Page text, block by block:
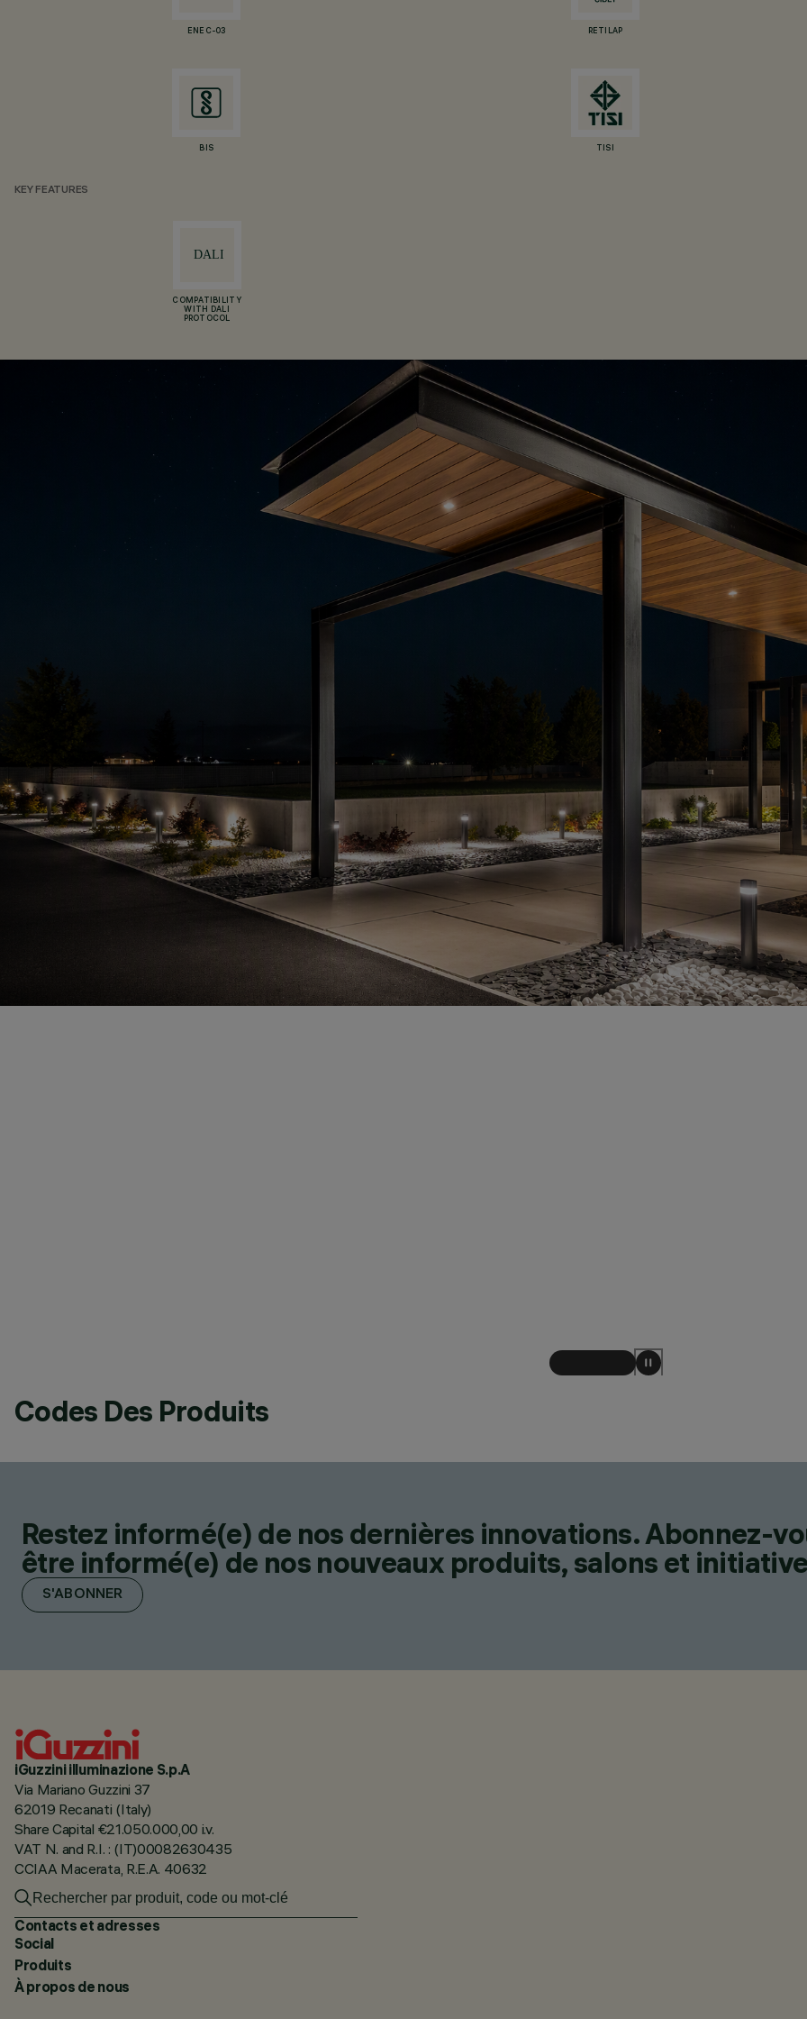
ENEC-03 RETILAP
BIS TISI
KEY FEATURES
COMPATIBILITY
WITH DALI
PROTOCOL
Codes Des Produits
Restez informé(e) de nos dernières innovations. Abonnez-
être informé(e) de nos nouveaux produits, salons et
S'ABONNER
iGuzzini illuminazione S.p.A
Via Mariano Guzzini 37
62019 Recanati (Italy)
Share Capital €21.050.000,00 i.v.
VAT N. and R.I. : (IT)00082630435
CCIAA Macerata, R.E.A. 40632
Contacts et adresses
Social
Produits
À propos de nous